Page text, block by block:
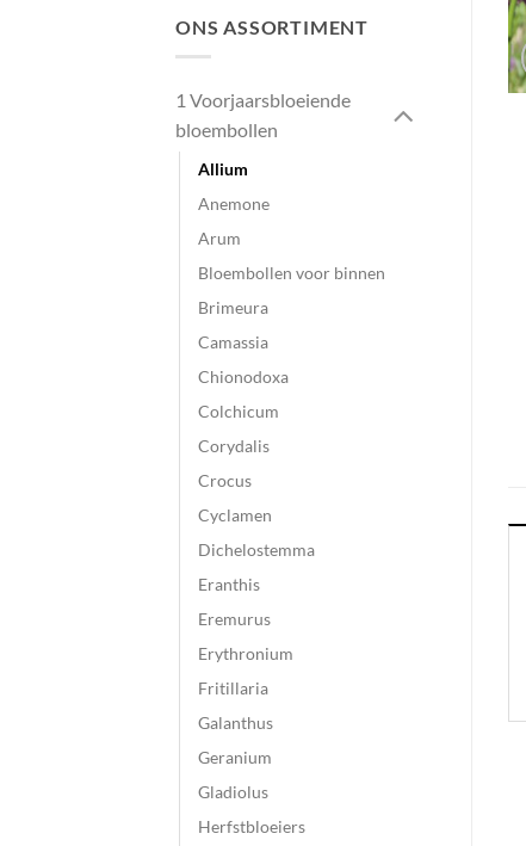
ONS ASSORTIMENT
1 Voorjaarsbloeiende
bloembollen
Allium
Anemone
Arum
Bloembollen voor binnen
Brimeura
Camassia
Chionodoxa
Colchicum
Corydalis
Crocus
Cyclamen
Dichelostemma
Eranthis
Eremurus
Erythronium
Fritillaria
Galanthus
Geranium
Gladiolus
Herfstbloeiers